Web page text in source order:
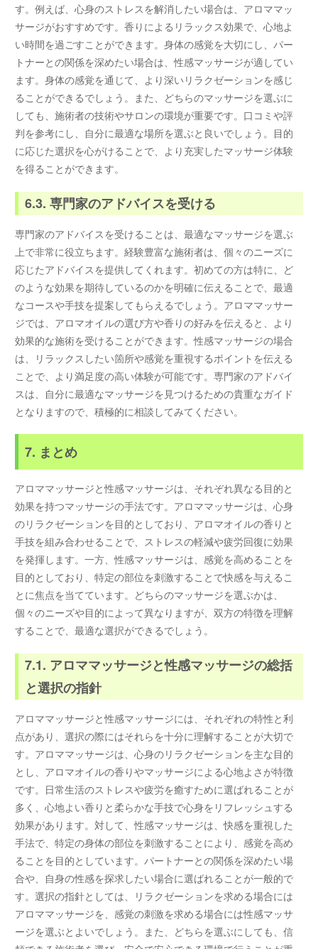
す。例えば、心身のストレスを解消したい場合は、アロママッ
サージがおすすめです。香りによるリラックス効果で、心地よ
い時間を過ごすことができます。身体の感覚を大切にし、パー
トナーとの関係を深めたい場合は、性感マッサージが適してい
ます。身体の感覚を通じて、より深いリラクゼーションを感じ
ることができるでしょう。また、どちらのマッサージを選ぶに
しても、施術者の技術やサロンの環境が重要です。口コミや評
判を参考にし、自分に最適な場所を選ぶと良いでしょう。目的
に応じた選択を心がけることで、より充実したマッサージ体験
を得ることができます。
6.3. 専門家のアドバイスを受ける
専門家のアドバイスを受けることは、最適なマッサージを選ぶ
上で非常に役立ちます。経験豊富な施術者は、個々のニーズに
応じたアドバイスを提供してくれます。初めての方は特に、ど
のような効果を期待しているのかを明確に伝えることで、最適
なコースや手技を提案してもらえるでしょう。アロママッサー
ジでは、アロマオイルの選び方や香りの好みを伝えると、より
効果的な施術を受けることができます。性感マッサージの場合
は、リラックスしたい箇所や感覚を重視するポイントを伝える
ことで、より満足度の高い体験が可能です。専門家のアドバイ
スは、自分に最適なマッサージを見つけるための貴重なガイド
となりますので、積極的に相談してみてください。
7. まとめ
アロママッサージと性感マッサージは、それぞれ異なる目的と
効果を持つマッサージの手法です。アロママッサージは、心身
のリラクゼーションを目的としており、アロマオイルの香りと
手技を組み合わせることで、ストレスの軽減や疲労回復に効果
を発揮します。一方、性感マッサージは、感覚を高めることを
目的としており、特定の部位を刺激することで快感を与えるこ
とに焦点を当てています。どちらのマッサージを選ぶかは、
個々のニーズや目的によって異なりますが、双方の特徴を理解
することで、最適な選択ができるでしょう。
7.1. アロママッサージと性感マッサージの総括
と選択の指針
アロママッサージと性感マッサージには、それぞれの特性と利
点があり、選択の際にはそれらを十分に理解することが大切で
す。アロママッサージは、心身のリラクゼーションを主な目的
とし、アロマオイルの香りやマッサージによる心地よさが特徴
です。日常生活のストレスや疲労を癒すために選ばれることが
多く、心地よい香りと柔らかな手技で心身をリフレッシュする
効果があります。対して、性感マッサージは、快感を重視した
手法で、特定の身体の部位を刺激することにより、感覚を高め
ることを目的としています。パートナーとの関係を深めたい場
合や、自身の性感を探求したい場合に選ばれることが一般的で
す。選択の指針としては、リラクゼーションを求める場合には
アロママッサージを、感覚の刺激を求める場合には性感マッサ
ージを選ぶとよいでしょう。また、どちらを選ぶにしても、信